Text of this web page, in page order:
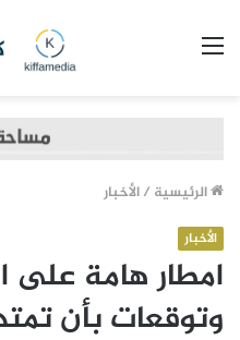
الرئيسية /الأخبار
الأخبار
امطار هامة
وتوقعات بأن